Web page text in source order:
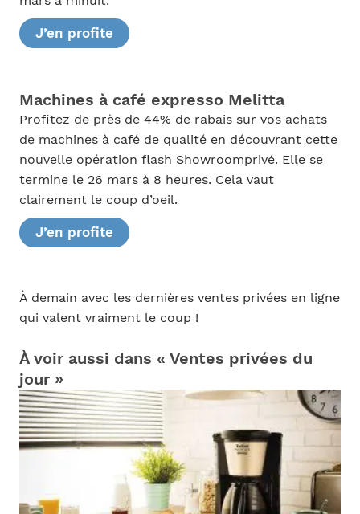
J’en profite
Machines à café expresso Melitta
Profitez de près de 44% de rabais sur vos achats
de machines à café de qualité en découvrant cette
nouvelle opération flash Showroomprivé. Elle se
termine le 26 mars à 8 heures. Cela vaut
clairement le coup d’oeil.
J’en profite
À demain avec les dernières ventes privées en ligne
qui valent vraiment le coup !
À voir aussi dans « Ventes privées du
jour »